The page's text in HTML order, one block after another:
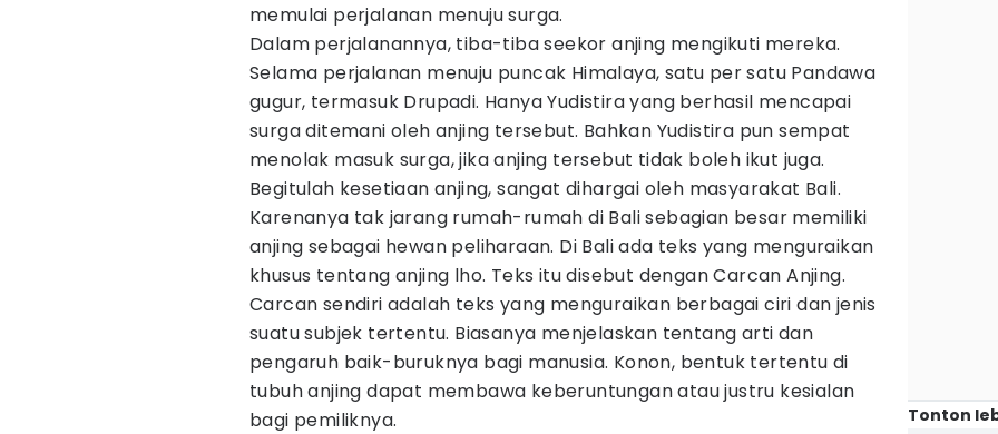
memulai perjalanan menuju surga.
Dalam perjalanannya, tiba-tiba seekor anjing mengikuti mereka.
Selama perjalanan menuju puncak Himalaya, satu per satu Pandawa
gugur, termasuk Drupadi. Hanya Yudistira yang berhasil mencapai
surga ditemani oleh anjing tersebut. Bahkan Yudistira pun sempat
menolak masuk surga, jika anjing tersebut tidak boleh ikut juga.
Begitulah kesetiaan anjing, sangat dihargai oleh masyarakat Bali.
Karenanya tak jarang rumah-rumah di Bali sebagian besar memiliki
anjing sebagai hewan peliharaan. Di Bali ada teks yang menguraikan
khusus tentang anjing lho. Teks itu disebut dengan Carcan Anjing.
Carcan sendiri adalah teks yang menguraikan berbagai ciri dan jenis
suatu subjek tertentu. Biasanya menjelaskan tentang arti dan
pengaruh baik-buruknya bagi manusia. Konon, bentuk tertentu di
tubuh anjing dapat membawa keberuntungan atau justru kesialan
bagi pemiliknya.
Tonton